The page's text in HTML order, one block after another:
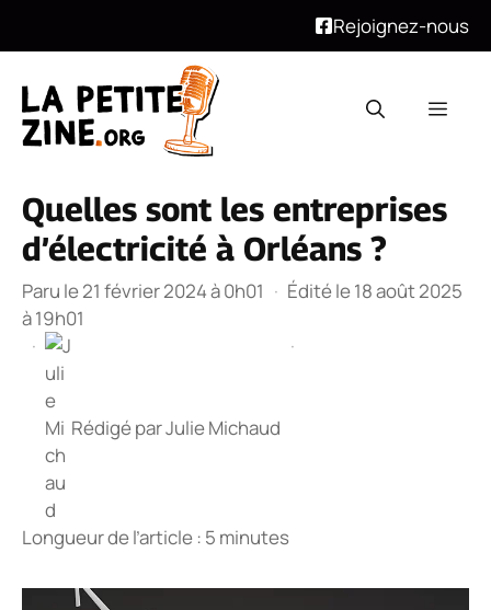
Rejoignez-nous
contenu
Quelles sont les entreprises
d’électricité à Orléans ?
Paru le 21 février 2024 à 0h01 · Édité le 18 août 2025
à 19h01
·
Rédigé parJulie Michaud
·
Longueur de l’article : 5 minutes